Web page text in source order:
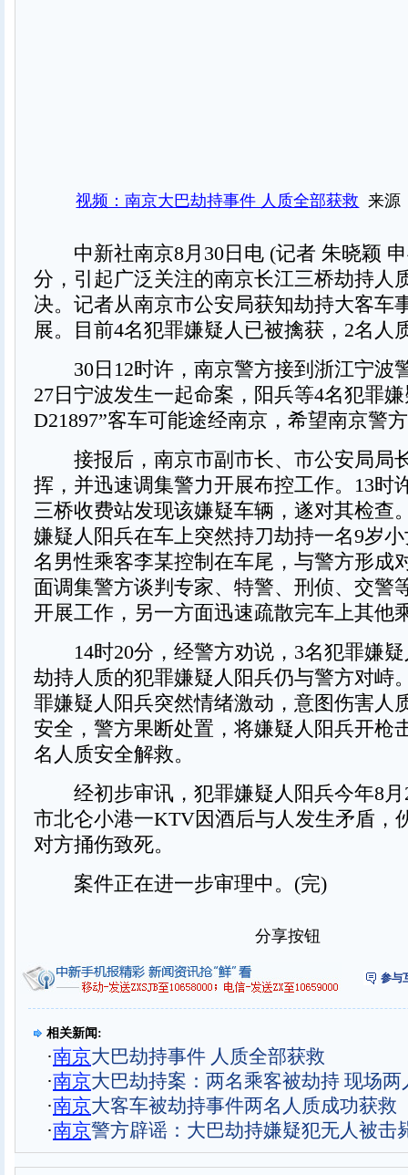
视频：南京大巴劫持事件 人质全部获救 来源
中新社南京8月30日电 (记者 朱晓颖 申
分，引起广泛关注的南京长江三桥劫持人
决。记者从南京市公安局获知劫持大客车
展。目前4名犯罪嫌疑人已被擒获，2名人
30日12时许，南京警方接到浙江宁波
27日宁波发生一起命案，阳兵等4名犯罪
D21897”客车可能途经南京，希望南京警
接报后，南京市副市长、市公安局局
挥，并迅速调集警力开展布控工作。13时
三桥收费站发现该嫌疑车辆，遂对其检查
嫌疑人阳兵在车上突然持刀劫持一名9岁
名男性乘客李某控制在车尾，与警方形成
面调集警方谈判专家、特警、刑侦、交警
开展工作，另一方面迅速疏散完车上其他
14时20分，经警方劝说，3名犯罪嫌疑
劫持人质的犯罪嫌疑人阳兵仍与警方对峙
罪嫌疑人阳兵突然情绪激动，意图伤害人
安全，警方果断处置，将嫌疑人阳兵开枪
名人质安全解救。
经初步审讯，犯罪嫌疑人阳兵今年8月
市北仑小港一KTV因酒后与人发生矛盾，
对方捅伤致死。
案件正在进一步审理中。(完)
分享按钮
参与
相关新闻:
·南京大巴劫持事件 人质全部获救
·南京大巴劫持案：两名乘客被劫持 现场两
·南京大客车被劫持事件两名人质成功获救
·南京警方辟谣：大巴劫持嫌疑犯无人被击